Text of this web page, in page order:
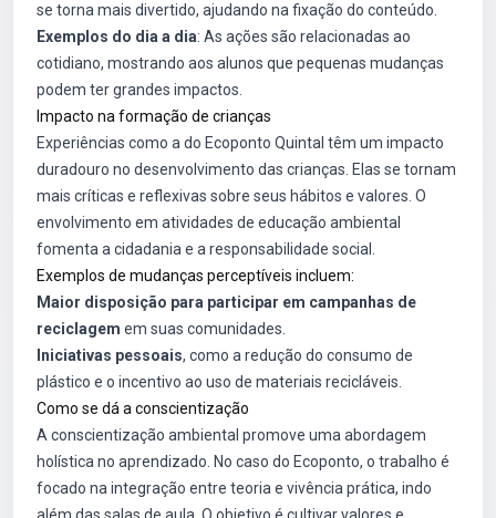
se torna mais divertido, ajudando na fixação do conteúdo.
Exemplos do dia a dia: As ações são relacionadas ao
cotidiano, mostrando aos alunos que pequenas mudanças
podem ter grandes impactos.
Impacto na formação de crianças
Experiências como a do Ecoponto Quintal têm um impacto
duradouro no desenvolvimento das crianças. Elas se tornam
mais críticas e reflexivas sobre seus hábitos e valores. O
envolvimento em atividades de educação ambiental
fomenta a cidadania e a responsabilidade social.
Exemplos de mudanças perceptíveis incluem:
Maior disposição para participar em campanhas de
reciclagem em suas comunidades.
Iniciativas pessoais, como a redução do consumo de
plástico e o incentivo ao uso de materiais recicláveis.
Como se dá a conscientização
A conscientização ambiental promove uma abordagem
holística no aprendizado. No caso do Ecoponto, o trabalho é
focado na integração entre teoria e vivência prática, indo